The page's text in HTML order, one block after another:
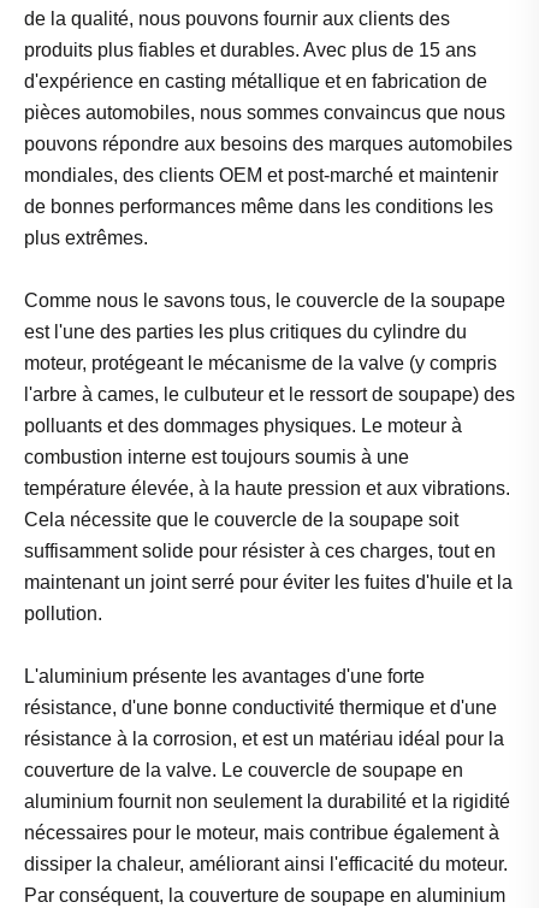
de la qualité, nous pouvons fournir aux clients des
produits plus fiables et durables. Avec plus de 15 ans
d'expérience en casting métallique et en fabrication de
pièces automobiles, nous sommes convaincus que nous
pouvons répondre aux besoins des marques automobiles
mondiales, des clients OEM et post-marché et maintenir
de bonnes performances même dans les conditions les
plus extrêmes.
Comme nous le savons tous, le couvercle de la soupape
est l'une des parties les plus critiques du cylindre du
moteur, protégeant le mécanisme de la valve (y compris
l'arbre à cames, le culbuteur et le ressort de soupape) des
polluants et des dommages physiques. Le moteur à
combustion interne est toujours soumis à une
température élevée, à la haute pression et aux vibrations.
Cela nécessite que le couvercle de la soupape soit
suffisamment solide pour résister à ces charges, tout en
maintenant un joint serré pour éviter les fuites d'huile et la
pollution.
L'aluminium présente les avantages d'une forte
résistance, d'une bonne conductivité thermique et d'une
résistance à la corrosion, et est un matériau idéal pour la
couverture de la valve. Le couvercle de soupape en
aluminium fournit non seulement la durabilité et la rigidité
nécessaires pour le moteur, mais contribue également à
dissiper la chaleur, améliorant ainsi l'efficacité du moteur.
Par conséquent, la couverture de soupape en aluminium